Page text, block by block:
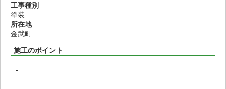
工事種別
塗装
所在地
金武町
施工のポイント
-